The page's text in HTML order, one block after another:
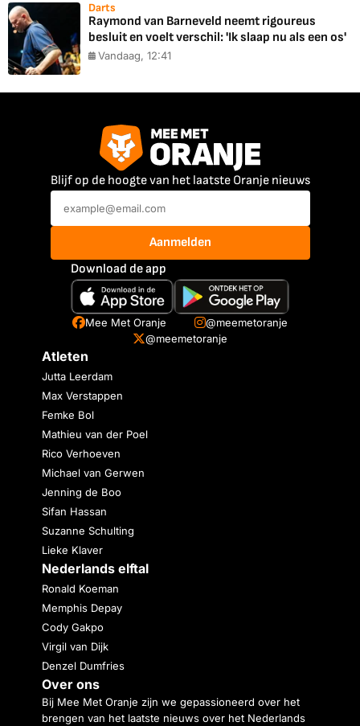
Darts
Raymond van Barneveld neemt rigoureus
besluit en voelt verschil: 'Ik slaap nu als een os'
Vandaag, 12:41
Blijf op de hoogte van het laatste Oranje nieuws
Aanmelden
Download de app
Mee Met Oranje
@meemetoranje
@meemetoranje
Atleten
Jutta Leerdam
Max Verstappen
Femke Bol
Mathieu van der Poel
Rico Verhoeven
Michael van Gerwen
Jenning de Boo
Sifan Hassan
Suzanne Schulting
Lieke Klaver
Nederlands elftal
Ronald Koeman
Memphis Depay
Cody Gakpo
Virgil van Dijk
Denzel Dumfries
Over ons
Bij Mee Met Oranje zijn we gepassioneerd over het
brengen van het laatste nieuws over het Nederlands